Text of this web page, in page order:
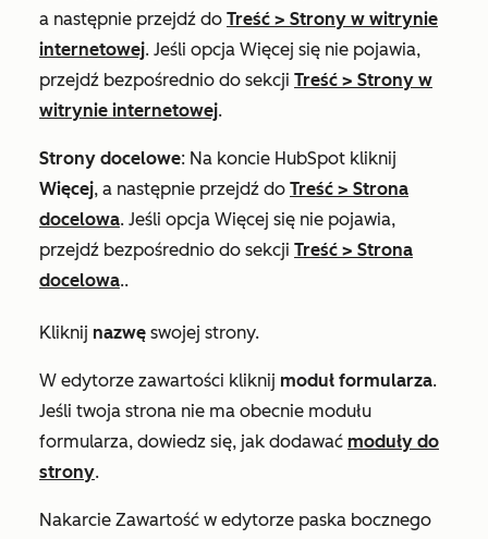
a następnie przejdź do Treść > Strony w witrynie
internetowej. Jeśli opcja Więcej się nie pojawia,
przejdź bezpośrednio do sekcji Treść > Strony w
witrynie internetowej.
Strony docelowe: Na koncie HubSpot kliknij
Więcej, a następnie przejdź do Treść > Strona
docelowa. Jeśli opcja Więcej się nie pojawia,
przejdź bezpośrednio do sekcji Treść > Strona
docelowa..
Kliknij nazwę swojej strony.
W edytorze zawartości kliknij moduł formularza.
Jeśli twoja strona nie ma obecnie modułu
formularza, dowiedz się, jak dodawać moduły do
strony.
Nakarcie Zawartość w edytorze paska bocznego